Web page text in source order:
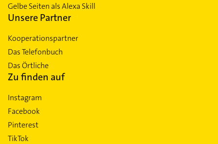
Gelbe Seiten als Alexa Skill
Unsere Partner
Kooperationspartner
Das Telefonbuch
Das Örtliche
Zu finden auf
Instagram
Facebook
Pinterest
TikTok